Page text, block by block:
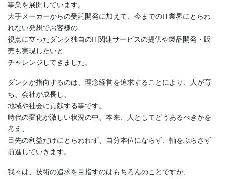
事業を展開しています。
大手メーカーからの受託開発に加えて、今までのIT業界にとらわ
れない発想でお客様の
視点に立ったダンク独自のIT関連サービスの提供や製品開発・販
売も実現したいと
チャレンジしてきました。
ダンクが指向するのは、理念経営を追求することにより、人が育
ち、会社が成長し、
地域や社会に貢献する事です。
時代の変化が激しい状況の中、本来、人としてどうあるべきかを
考え、
目先の利益だけにとらわれず、自分本位にならず、軸をぶらさず
前進していきます。
我々は、技術の追求を目指すのはもちろんのことですが、